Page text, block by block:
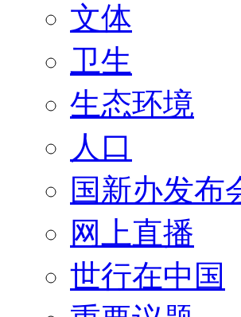
文体
卫生
生态环境
人口
国新办发布
网上直播
世行在中国